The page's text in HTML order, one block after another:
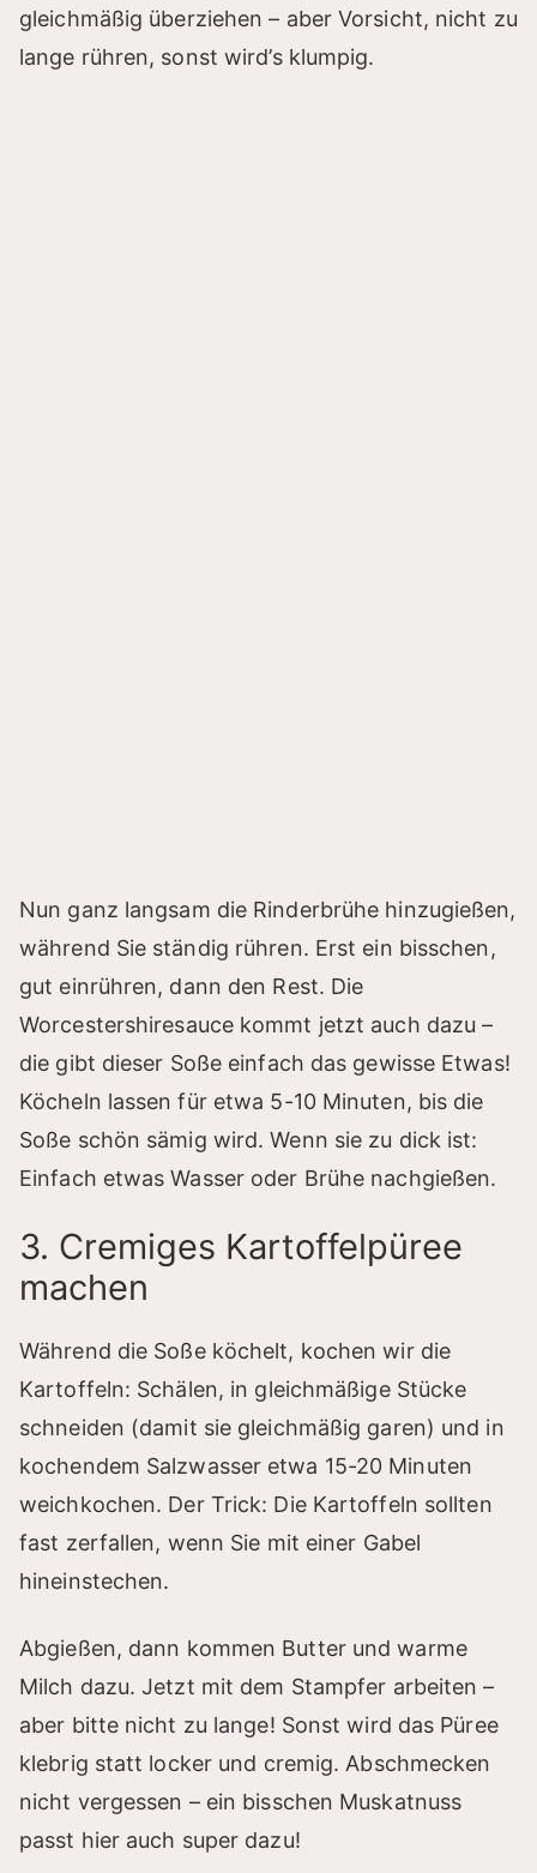
gleichmäßig überziehen – aber Vorsicht, nicht zu
lange rühren, sonst wird’s klumpig.
Nun ganz langsam die Rinderbrühe hinzugießen,
während Sie ständig rühren. Erst ein bisschen,
gut einrühren, dann den Rest. Die
Worcestershiresauce kommt jetzt auch dazu –
die gibt dieser Soße einfach das gewisse Etwas!
Köcheln lassen für etwa 5-10 Minuten, bis die
Soße schön sämig wird. Wenn sie zu dick ist:
Einfach etwas Wasser oder Brühe nachgießen.
3. Cremiges Kartoffelpüree
machen
Während die Soße köchelt, kochen wir die
Kartoffeln: Schälen, in gleichmäßige Stücke
schneiden (damit sie gleichmäßig garen) und in
kochendem Salzwasser etwa 15-20 Minuten
weichkochen. Der Trick: Die Kartoffeln sollten
fast zerfallen, wenn Sie mit einer Gabel
hineinstechen.
Abgießen, dann kommen Butter und warme
Milch dazu. Jetzt mit dem Stampfer arbeiten –
aber bitte nicht zu lange! Sonst wird das Püree
klebrig statt locker und cremig. Abschmecken
nicht vergessen – ein bisschen Muskatnuss
passt hier auch super dazu!